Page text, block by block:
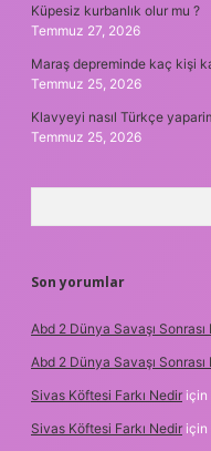
Küpesiz kurbanlık olur mu ?
Temmuz 27, 2026
Maraş depreminde kaç kişi
Temmuz 25, 2026
Klavyeyi nasıl Türkçe
Temmuz 25, 2026
Son yorumlar
Abd 2 Dünya Savaşı
Abd 2 Dünya Savaşı
Sivas Köftesi Farkı Nedir için
Sivas Köftesi Farkı Nedir için